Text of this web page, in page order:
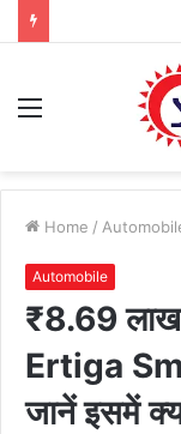
Menu
Home /
Automobile
₹8.69
Ertiga
जानें इसमें